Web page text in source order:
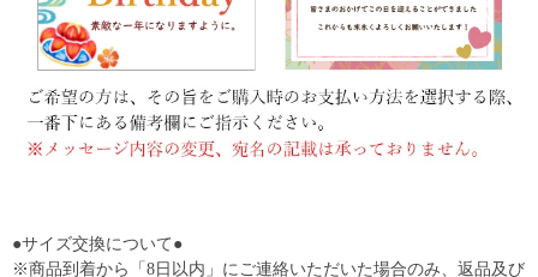
●サイズ交換について●
※商品到着から「8日以内」にご連絡いただいた場合のみ、返品及び